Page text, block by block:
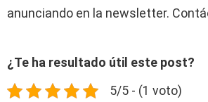
anunciando en la newsletter.
¿Te ha resultado útil este post?
5/5 - (1 voto)